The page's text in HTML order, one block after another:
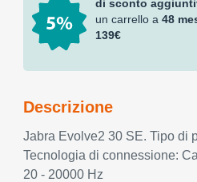
di sconto
un carrello a 48
139€
Descrizione
Jabra Evolve2 30 SE. Tipo di
Tecnologia di connessione:
20 - 20000 Hz